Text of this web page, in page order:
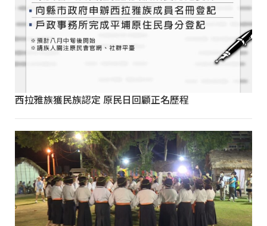
西拉雅族獲民族認定 原民日回顧正名歷程